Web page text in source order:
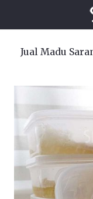
Jual Madu